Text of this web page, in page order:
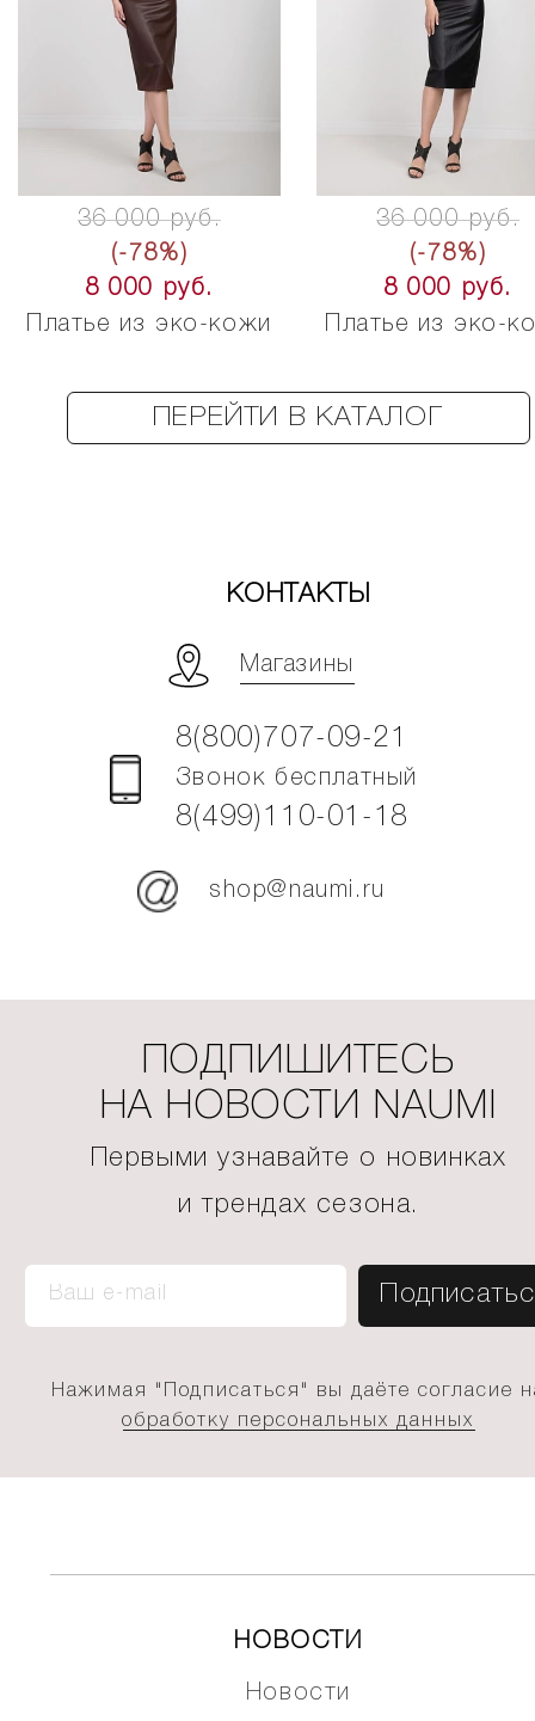
36 000 руб.
(-78%)
8 000 руб.
Платье из эко-кожи
36 000 руб.
(-78%)
8 000 руб.
Платье из эко-
ПЕРЕЙТИ В КАТАЛОГ
КОНТАКТЫ
Магазины
8(800)707-09-21
Звонок бесплатный
8(499)110-01-18
shop@naumi.ru
ПОДПИШИТЕСЬ
НА НОВОСТИ NAUMI
Первыми узнавайте о новинках
и трендах сезона.
Нажимая "Подписаться" вы даёте согласие
обработку персональных данных
НОВОСТИ
Новости